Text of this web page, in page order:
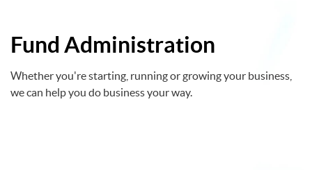
Fund Administration
Whether you're starting, running or growing your business,
we can help you do business your way.